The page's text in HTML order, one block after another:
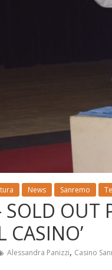
News Sanremo
OUT
CASINO’
Alessandra Panizzi, Casino